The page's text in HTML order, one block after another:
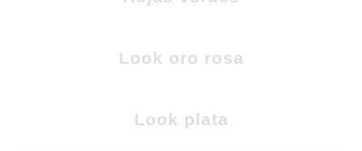
Look oro rosa
Look plata